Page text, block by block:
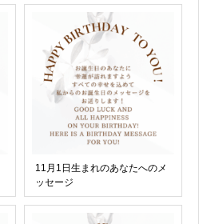
11月1日生まれのあなたへのメ
ッセージ